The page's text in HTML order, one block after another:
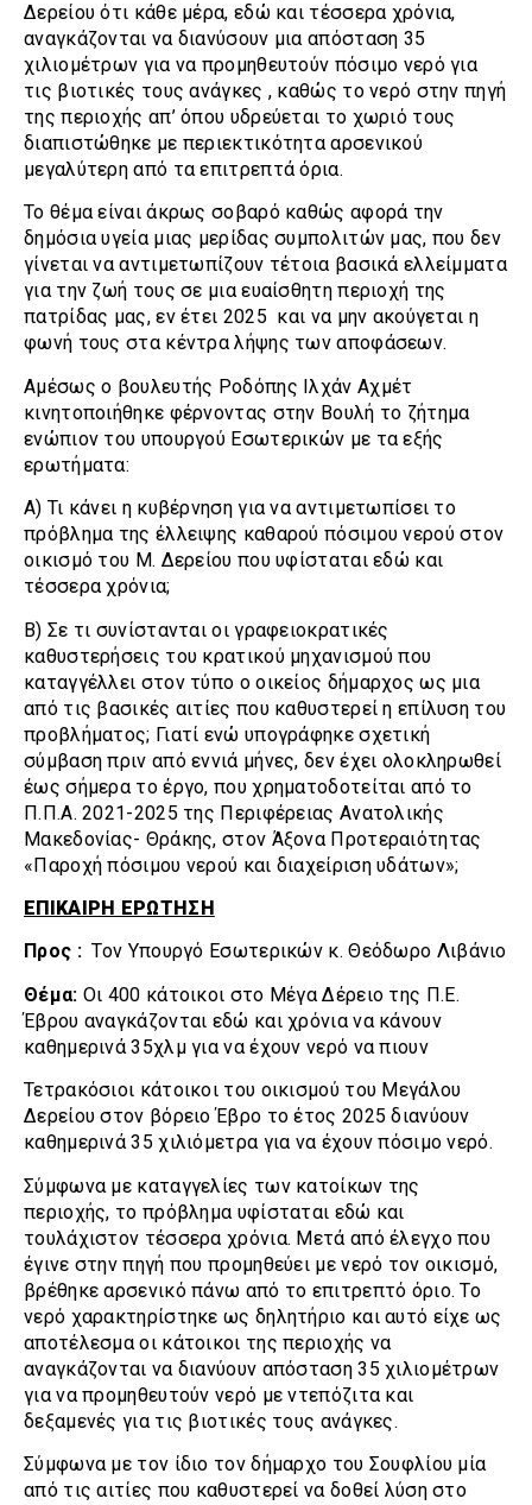
Δερείου ότι κάθε μέρα, εδώ και τέσσερα χρόνια,
αναγκάζονται να διανύσουν μια απόσταση 35
χιλιομέτρων για να προμηθευτούν πόσιμο νερό για
τις βιοτικές τους ανάγκες , καθώς το νερό στην πηγή
της περιοχής απ’ όπου υδρεύεται το χωριό τους
διαπιστώθηκε με περιεκτικότητα αρσενικού
μεγαλύτερη από τα επιτρεπτά όρια.
Το θέμα είναι άκρως σοβαρό καθώς αφορά την
δημόσια υγεία μιας μερίδας συμπολιτών μας, που δεν
γίνεται να αντιμετωπίζουν τέτοια βασικά ελλείμματα
για την ζωή τους σε μια ευαίσθητη περιοχή της
πατρίδας μας, εν έτει 2025 και να μην ακούγεται η
φωνή τους στα κέντρα λήψης των αποφάσεων.
Αμέσως ο βουλευτής Ροδόπης Ιλχάν Αχμέτ
κινητοποιήθηκε φέρνοντας στην Βουλή το ζήτημα
ενώπιον του υπουργού Εσωτερικών με τα εξής
ερωτήματα:
Α) Τι κάνει η κυβέρνηση για να αντιμετωπίσει το
πρόβλημα της έλλειψης καθαρού πόσιμου νερού στον
οικισμό του Μ. Δερείου που υφίσταται εδώ και
τέσσερα χρόνια;
Β) Σε τι συνίστανται οι γραφειοκρατικές
καθυστερήσεις του κρατικού μηχανισμού που
καταγγέλλει στον τύπο ο οικείος δήμαρχος ως μια
από τις βασικές αιτίες που καθυστερεί η επίλυση του
προβλήματος; Γιατί ενώ υπογράφηκε σχετική
σύμβαση πριν από εννιά μήνες, δεν έχει ολοκληρωθεί
έως σήμερα το έργο, που χρηματοδοτείται από το
Π.Π.Α. 2021-2025 της Περιφέρειας Ανατολικής
Μακεδονίας- Θράκης, στον Άξονα Προτεραιότητας
«Παροχή πόσιμου νερού και διαχείριση υδάτων»;
ΕΠΙΚΑΙΡΗ ΕΡΩΤΗΣΗ
Προς :Τον Υπουργό Εσωτερικών κ. Θεόδωρο Λιβάνιο
Θέμα: Οι 400 κάτοικοι στο Μέγα Δέρειο της Π.Ε.
Έβρου αναγκάζονται εδώ και χρόνια να κάνουν
καθημερινά 35χλμ για να έχουν νερό να πιουν
Τετρακόσιοι κάτοικοι του οικισμού του Μεγάλου
Δερείου στον βόρειο Έβρο το έτος 2025 διανύουν
καθημερινά 35 χιλιόμετρα για να έχουν πόσιμο νερό.
Σύμφωνα με καταγγελίες των κατοίκων της
περιοχής, το πρόβλημα υφίσταται εδώ και
τουλάχιστον τέσσερα χρόνια. Μετά από έλεγχο που
έγινε στην πηγή που προμηθεύει με νερό τον οικισμό,
βρέθηκε αρσενικό πάνω από το επιτρεπτό όριο. Το
νερό χαρακτηρίστηκε ως δηλητήριο και αυτό είχε ως
αποτέλεσμα οι κάτοικοι της περιοχής να
αναγκάζονται να διανύουν απόσταση 35 χιλιομέτρων
για να προμηθευτούν νερό με ντεπόζιτα και
δεξαμενές για τις βιοτικές τους ανάγκες.
Σύμφωνα με τον ίδιο τον δήμαρχο του Σουφλίου μία
από τις αιτίες που καθυστερεί να δοθεί λύση στο